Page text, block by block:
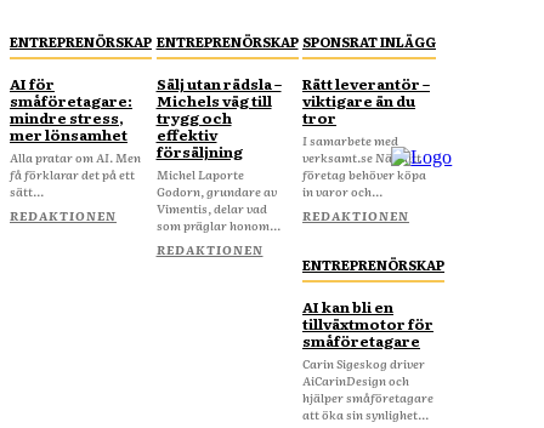
ENTREPRENÖRSKAP
AI för
småföretagare:
mindre stress,
mer lönsamhet
Alla pratar om AI. Men
få förklarar det på ett
sätt...
REDAKTIONEN
ENTREPRENÖRSKAP
Sälj utan rädsla –
Michels väg till
trygg och
effektiv
försäljning
Michel Laporte
Godorn, grundare av
Vimentis, delar vad
som präglar honom...
REDAKTIONEN
SPONSRAT INLÄGG
Rätt leverantör –
viktigare än du
tror
I samarbete med
verksamt.se När ditt
företag behöver köpa
in varor och...
REDAKTIONEN
ENTREPRENÖRSKAP
AI kan bli en
tillväxtmotor för
småföretagare
Carin Sigeskog driver
AiCarinDesign och
hjälper småföretagare
att öka sin synlighet...